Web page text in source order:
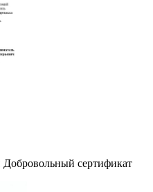
сертификат